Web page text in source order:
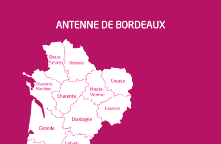
ANTENNE DE BORDEAUX